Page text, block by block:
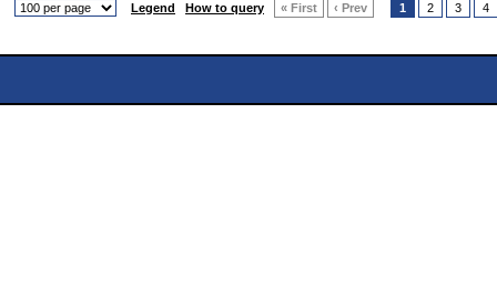
Legend
How to query « First ‹ Prev 1 2 3 4